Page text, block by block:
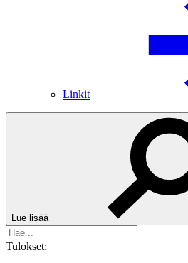
Linkit
Lue lisää
Tulokset: